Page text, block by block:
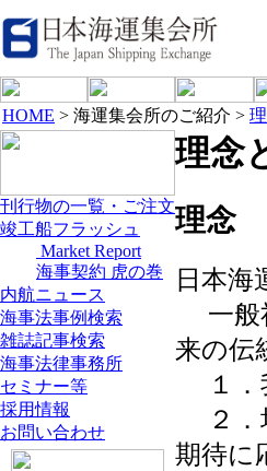
HOME > 海運集会所のご紹介 >
刊行物の一覧・ご注文
竣工船フラッシュ
Market Report
海事契約 虎の巻
内航ニュース
海事法事例検索
雑誌記事検索
海事法律事務所
セミナー等
採用情報
お問い合わせ
理念
理念
日本海
一般
来の伝
１．
２．
期待に